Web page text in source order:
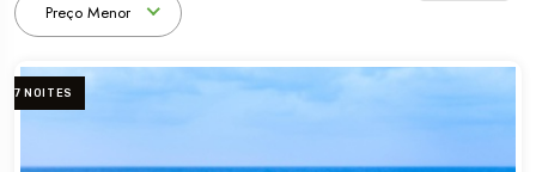
Preço Menor
7 NOITES